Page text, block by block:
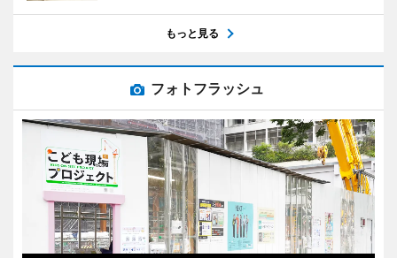
もっと見る
フォトフラッシュ